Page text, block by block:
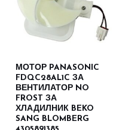
МОТОР PANASONIC
FDQC28AL1C ЗА
ВЕНТИЛАТОР NO
FROST ЗА
ХЛАДИЛНИК BEKO
SANG BLOMBERG